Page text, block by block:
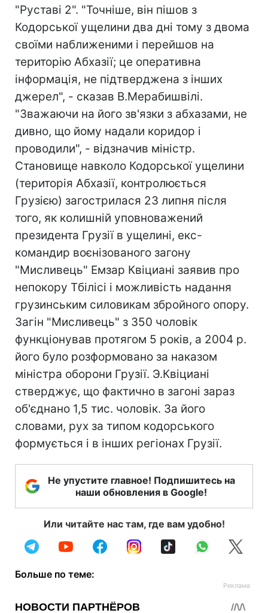
"Руставі 2". "Точніше, він пішов з
Кодорської ущелини два дні тому з двома
своїми наближеними і перейшов на
територію Абхазії; це оперативна
інформація, не підтверджена з інших
джерел", - сказав В.Мерабишвілі.
"Зважаючи на його зв'язки з абхазами, не
дивно, що йому надали коридор і
проводили", - відзначив міністр.
Становище навколо Кодорської ущелини
(територія Абхазії, контролюється
Грузією) загострилася 23 липня після
того, як колишній уповноважений
президента Грузії в ущелині, екс-
командир воєнізованого загону
"Мисливець" Емзар Квіциані заявив про
непокору Тбілісі і можливість надання
грузинським силовикам збройного опору.
Загін "Мисливець" з 350 чоловік
функціонував протягом 5 років, а 2004 р.
його було розформовано за наказом
міністра оборони Грузії. Э.Квіциані
стверджує, що фактично в загоні зараз
об'єднано 1,5 тис. чоловік. За його
словами, рух за типом кодорського
формується і в інших регіонах Грузії.
Не упустите главное! Подпишитесь на
наши обновления в Google!
Или читайте нас там, где вам удобно!
Больше по теме: